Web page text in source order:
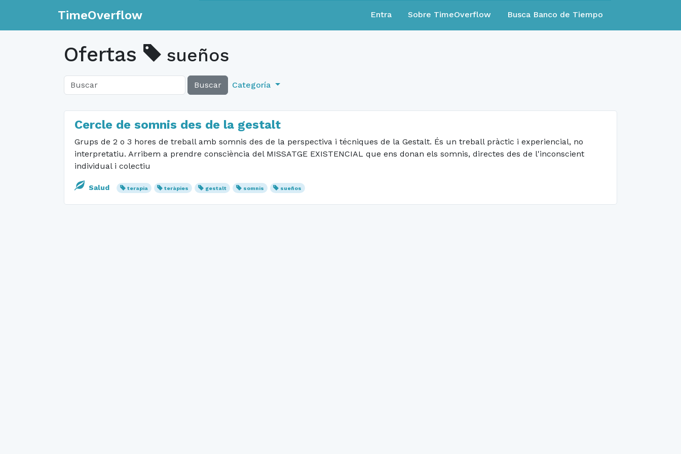
TimeOverflow Entra Sobre TimeOverflow Busca Banco de Tiempo
Ofertas sueños
Buscar Categoría
Cercle de somnis des de la gestalt
Grups de 2 o 3 hores de treball amb somnis des de la perspectiva i técniques de la Gestalt. És un treball pràctic i experiencial, no
interpretatiu. Arribem a prendre consciència del MISSATGE EXISTENCIAL que ens donan els somnis, directes des de l'inconscient
individual i colectiu
Salud terapia teràpies gestalt somnis sueños